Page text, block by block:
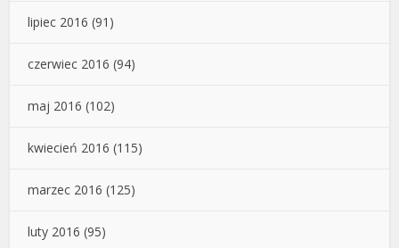
lipiec 2016 (91)
czerwiec 2016 (94)
maj 2016 (102)
kwiecień 2016 (115)
marzec 2016 (125)
luty 2016 (95)